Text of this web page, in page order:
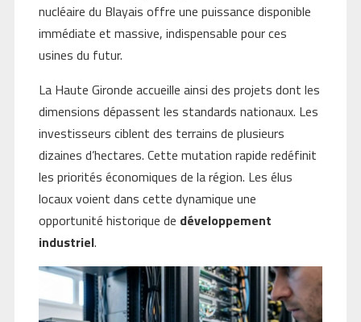
nucléaire du Blayais offre une puissance disponible
immédiate et massive, indispensable pour ces
usines du futur.
La Haute Gironde accueille ainsi des projets dont les
dimensions dépassent les standards nationaux. Les
investisseurs ciblent des terrains de plusieurs
dizaines d’hectares. Cette mutation rapide redéfinit
les priorités économiques de la région. Les élus
locaux voient dans cette dynamique une
opportunité historique de développement
industriel.